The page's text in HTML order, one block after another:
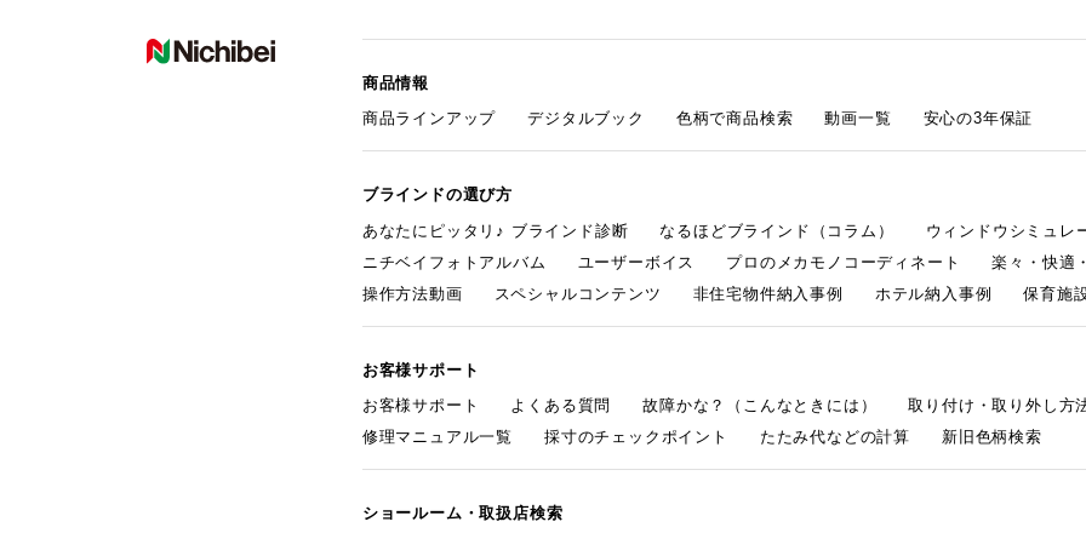
商品情報
商品ラインアップ
デジタルブック 色柄で商品検索 動画一覧 安心の3年保証
ブラインドの選び方
あなたにピッタリ♪ ブラインド診断
なるほどブラインド（コラム） ウィンドウシミュレ
ニチベイフォトアルバム
ユーザーボイス プロのメカモノコーディネート 楽々・快適
操作方法動画
スペシャルコンテンツ 非住宅物件納入事例 ホテル納入事例 保育施
お客様サポート
お客様サポート
よくある質問 故障かな？（こんなときには） 取り付け・取り外し方
修理マニュアル一覧
採寸のチェックポイント たたみ代などの計算 新旧色柄検索
ショールーム・取扱店検索